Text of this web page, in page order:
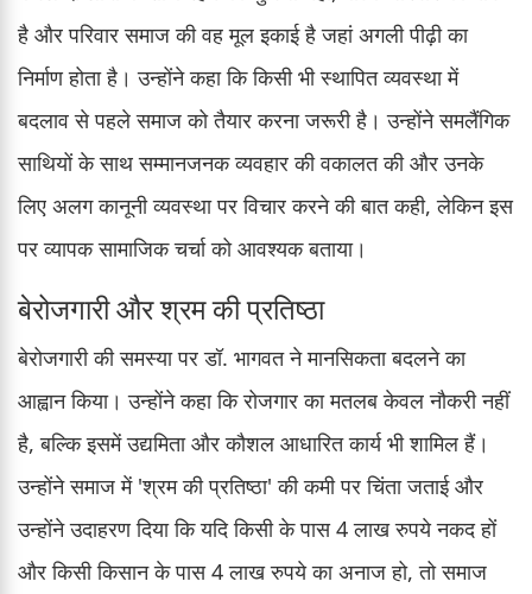
है और परिवार समाज की वह मूल इकाई है जहां अगली पीढ़ी का
निर्माण होता है। उन्होंने कहा कि किसी भी स्थापित व्यवस्था में
बदलाव से पहले समाज को तैयार करना जरूरी है। उन्होंने समलैंगिक
साथियों के साथ सम्मानजनक व्यवहार की वकालत की और उनके
लिए अलग कानूनी व्यवस्था पर विचार करने की बात कही, लेकिन इस
पर व्यापक सामाजिक चर्चा को आवश्यक बताया।
बेरोजगारी और श्रम की प्रतिष्ठा
बेरोजगारी की समस्या पर डॉ. भागवत ने मानसिकता बदलने का
आह्वान किया। उन्होंने कहा कि रोजगार का मतलब केवल नौकरी नहीं
है, बल्कि इसमें उद्यमिता और कौशल आधारित कार्य भी शामिल हैं।
उन्होंने समाज में 'श्रम की प्रतिष्ठा' की कमी पर चिंता जताई और
उन्होंने उदाहरण दिया कि यदि किसी के पास 4 लाख रुपये नकद हों
और किसी किसान के पास 4 लाख रुपये का अनाज हो, तो समाज